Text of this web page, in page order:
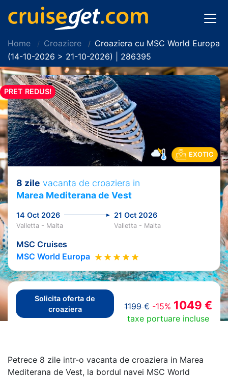
Home Croaziere
Croaziera cu MSC World Europa
(14-10-2026 > 21-10-2026) | 286395
PRET REDUS!
EXOTIC
8 zile vacanta de croaziera in
Marea Mediterana de Vest
14 Oct 2026 21 Oct 2026
Valletta - Malta Valletta - Malta
MSC Cruises
MSC World Europa
Solicita oferta de
croaziera
1199 € -15% 1049 €
taxe portuare incluse
Petrece 8 zile intr-o vacanta de croaziera in Marea
Mediterana de Vest, la bordul navei MSC World